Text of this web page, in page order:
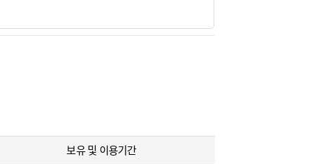
보유 및 이용기간